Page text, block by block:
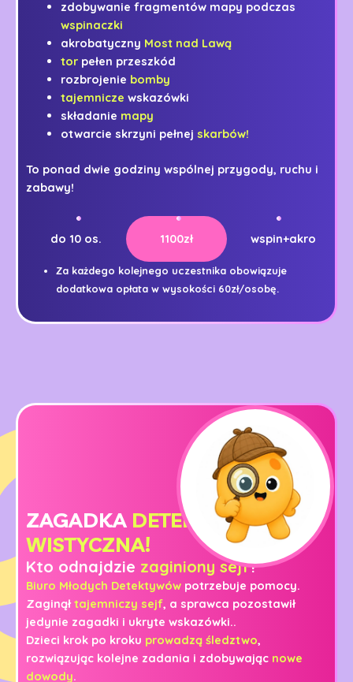
zdobywanie fragmentów mapy podczas
wspinaczki
akrobatyczny Most nad Lawą
torpełen przeszkód
rozbrojenie bomby
tajemnicze wskazówki
składanie mapy
otwarcie skrzyni pełnej skarbów!
To ponad dwie godziny wspólnej przygody, ruchu i
zabawy!
do 10 os. 1100zł wspin+akro
Za każdego kolejnego uczestnika obowiązuje
dodatkowa opłata w wysokości 60zł/osobę.
ZAGADKA DETEKTY­
WISTYCZNA!
Kto odnajdzie zaginiony sejf?
Biuro Młodych Detektywów potrzebuje pomocy.
Zaginąłtajemniczy sejf, a sprawca pozostawił
jedynie zagadki i ukryte wskazówki..
Dzieci krok po kroku prowadzą śledztwo,
rozwiązując kolejne zadania i zdobywając nowe
dowody.